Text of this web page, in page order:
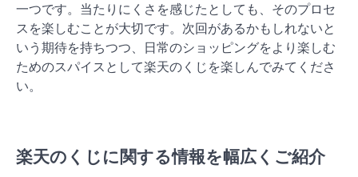
一つです。当たりにくさを感じたとしても、そのプロセ
スを楽しむことが大切です。次回があるかもしれないと
いう期待を持ちつつ、日常のショッピングをより楽しむ
ためのスパイスとして楽天のくじを楽しんでみてくださ
い。
楽天のくじに関する情報を幅広くご紹介